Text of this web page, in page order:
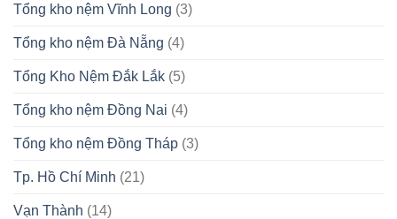
Tổng kho nệm Vĩnh Long (3)
Tổng kho nệm Đà Nẵng (4)
Tổng Kho Nệm Đắk Lắk (5)
Tổng kho nệm Đồng Nai (4)
Tổng kho nệm Đồng Tháp (3)
Tp. Hồ Chí Minh (21)
Vạn Thành (14)